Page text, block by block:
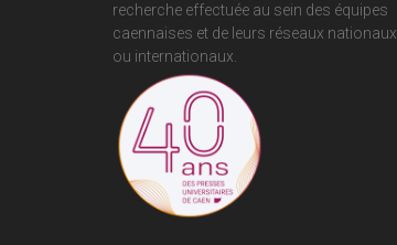
recherche effectuée au sein des équipes
caennaises et de leurs réseaux nationaux
ou internationaux.